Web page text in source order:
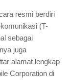
resmi berdiri
(T-
sebagai
juga
alamat lengkap
Corporation di